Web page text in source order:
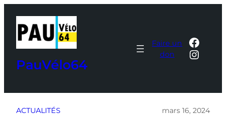
contenu
PauVélo64
Faire un
don
ACTUALITÉS mars 16, 2024